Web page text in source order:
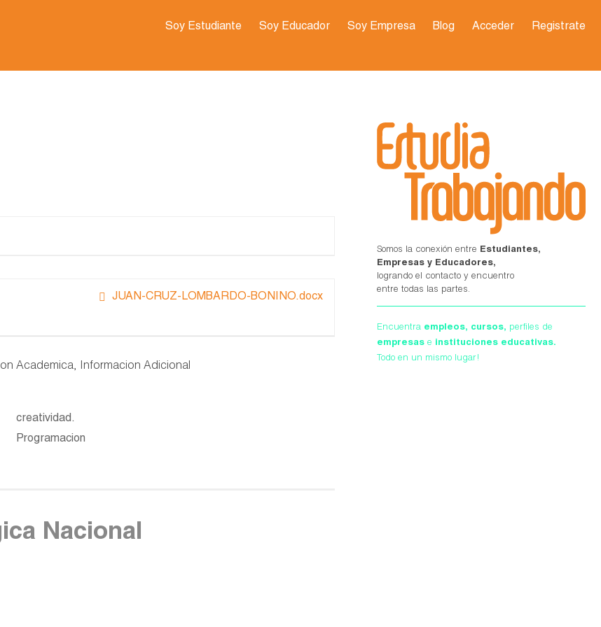
Soy Estudiante Soy Educador Soy Empresa Blog Acceder Registrate
JUAN-CRUZ-LOMBARDO-BONINO.docx
Academica, Informacion Adicional
creatividad.
Programacion
Nacional
Somos la conexión entre Estudiantes,
Empresas y Educadores,
logrando el contacto y encuentro
entre todas las partes.
Encuentra empleos, cursos, perfiles de
empresas e instituciones educativas.
Todo en un mismo lugar!